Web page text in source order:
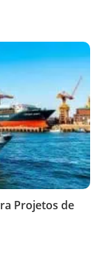
Projetos de